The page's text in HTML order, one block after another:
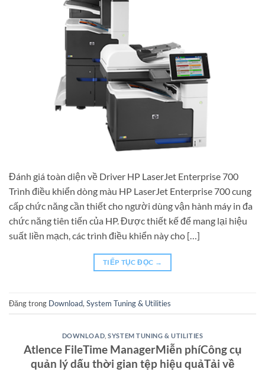
Đánh giá toàn diện về Driver HP LaserJet Enterprise 700
Trình điều khiển dòng màu HP LaserJet Enterprise 700 cung
cấp chức năng cần thiết cho người dùng vận hành máy in đa
chức năng tiên tiến của HP. Được thiết kế để mang lại hiệu
suất liền mạch, các trình điều khiển này cho […]
TIẾP TỤC ĐỌC →
Đăng trong Download, System Tuning & Utilities
DOWNLOAD ,SYSTEM TUNING & UTILITIES
Atlence FileTime ManagerMiễn phíCông cụ
quản lý dấu thời gian tệp hiệu quảTải về